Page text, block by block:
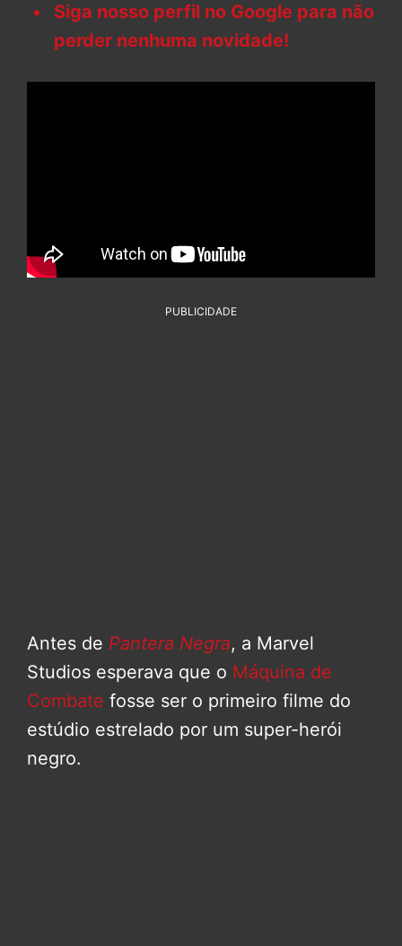
Siga nosso perfil no Google para não
perder nenhuma novidade!
PUBLICIDADE
Antes de Pantera Negra, a Marvel
Studios esperava que o Máquina de
Combate fosse ser o primeiro filme do
estúdio estrelado por um super-herói
negro.